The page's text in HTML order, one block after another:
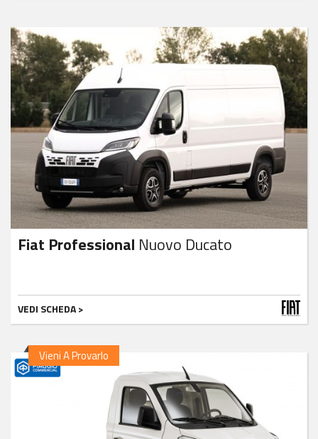
Fiat Professional Nuovo Ducato
VEDI SCHEDA >
Vieni A Provarlo